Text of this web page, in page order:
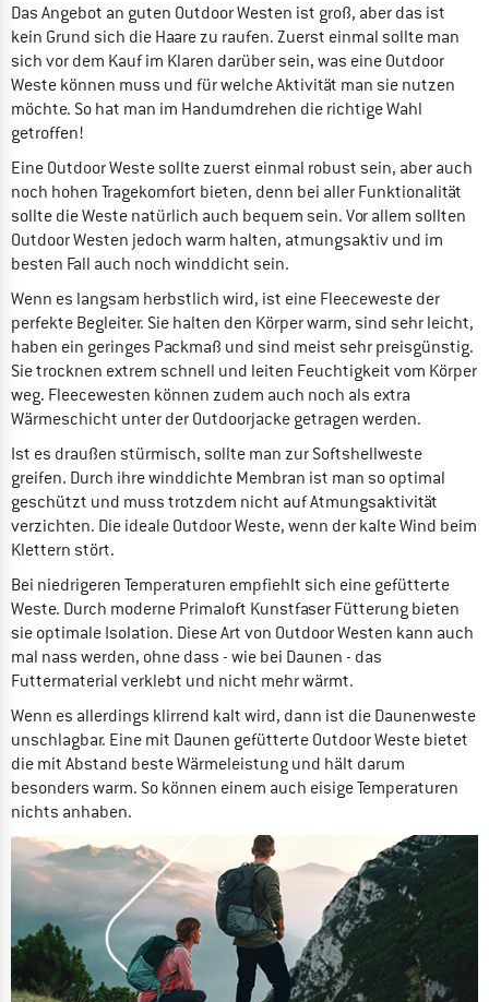
Das Angebot an guten Outdoor Westen ist groß, aber das ist
kein Grund sich die Haare zu raufen. Zuerst einmal sollte man
sich vor dem Kauf im Klaren darüber sein, was eine Outdoor
Weste können muss und für welche Aktivität man sie nutzen
möchte. So hat man im Handumdrehen die richtige Wahl
getroffen!
Eine Outdoor Weste sollte zuerst einmal robust sein, aber auch
noch hohen Tragekomfort bieten, denn bei aller Funktionalität
sollte die Weste natürlich auch bequem sein. Vor allem sollten
Outdoor Westen jedoch warm halten, atmungsaktiv und im
besten Fall auch noch winddicht sein.
Wenn es langsam herbstlich wird, ist eine Fleeceweste der
perfekte Begleiter. Sie halten den Körper warm, sind sehr leicht,
haben ein geringes Packmaß und sind meist sehr preisgünstig.
Sie trocknen extrem schnell und leiten Feuchtigkeit vom Körper
weg. Fleecewesten können zudem auch noch als extra
Wärmeschicht unter der Outdoorjacke getragen werden.
Ist es draußen stürmisch, sollte man zur Softshellweste
greifen. Durch ihre winddichte Membran ist man so optimal
geschützt und muss trotzdem nicht auf Atmungsaktivität
verzichten. Die ideale Outdoor Weste, wenn der kalte Wind beim
Klettern stört.
Bei niedrigeren Temperaturen empfiehlt sich eine gefütterte
Weste. Durch moderne Primaloft Kunstfaser Fütterung bieten
sie optimale Isolation. Diese Art von Outdoor Westen kann auch
mal nass werden, ohne dass - wie bei Daunen - das
Futtermaterial verklebt und nicht mehr wärmt.
Wenn es allerdings klirrend kalt wird, dann ist die Daunenweste
unschlagbar. Eine mit Daunen gefütterte Outdoor Weste bietet
die mit Abstand beste Wärmeleistung und hält darum
besonders warm. So können einem auch eisige Temperaturen
nichts anhaben.